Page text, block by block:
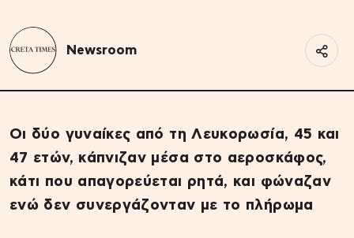
Newsroom
Οι δύο γυναίκες από τη Λευκορωσία, 45 και
47 ετών, κάπνιζαν μέσα στο αεροσκάφος,
κάτι που απαγορεύεται ρητά, και φώναζαν
ενώ δεν συνεργάζονταν με το πλήρωμα